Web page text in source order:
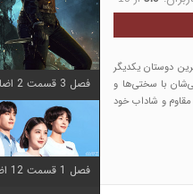
دوستان یکدیگر
با سختی‌ها و
و شاداب خود
فصل 3 قسمت 2 اضافه شد
فصل 1 قسمت 12 اضافه شد